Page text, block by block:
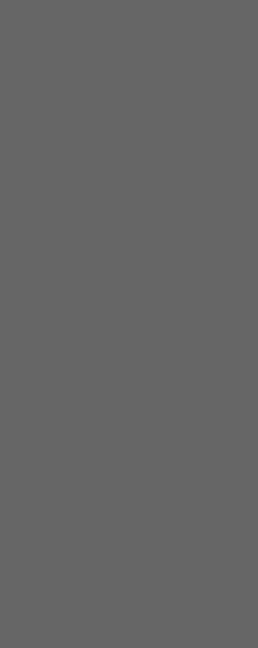
Wenn Cookies von externen
bedarf der Zugriff auf diese Inhalte
mehr.